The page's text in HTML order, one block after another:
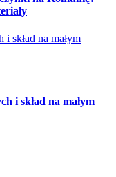
skład na małym
i skład na małym